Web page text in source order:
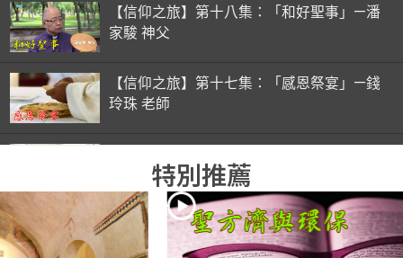
【信仰之旅】第十八集：「和好聖事」—潘
家駿 神父
【信仰之旅】第十七集：「感恩祭宴」—錢
玲珠 老師
錢玲珠 老師
【信仰之旅】第十五集：「入門聖事」—錢
玲珠 老師
特別推薦